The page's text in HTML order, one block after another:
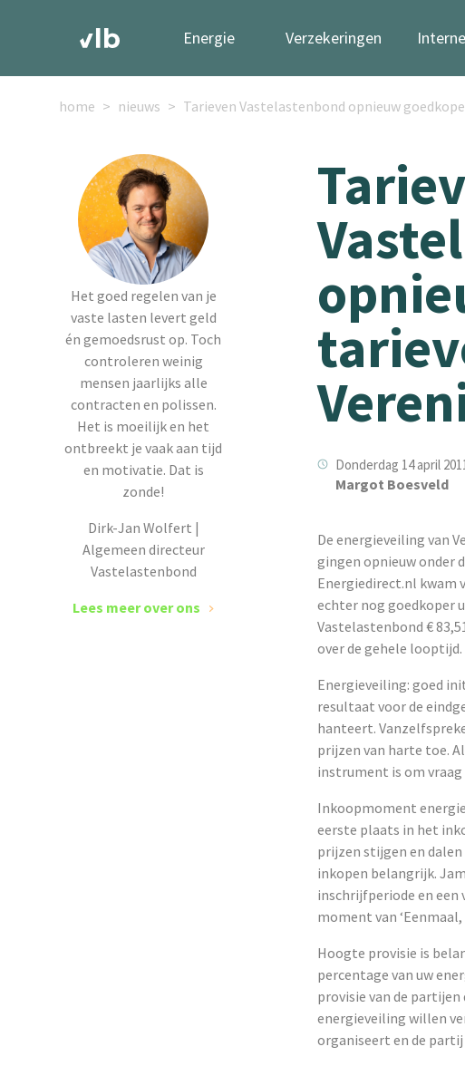
Energie Verzekeringen
home nieuws Tarieven Vastelastenbond opnieuw
Het goed regelen van je
vaste lasten levert geld
én gemoedsrust op. Toch
controleren weinig
mensen jaarlijks alle
contracten en polissen.
Het is moeilijk en het
ontbreekt je vaak aan tijd
en motivatie. Dat is
zonde!
Dirk-Jan Wolfert |
Algemeen directeur
Vastelastenbond
Lees meer over ons
Donderdag 14 april
Margot Boesveld
De energieveiling van
gingen opnieuw onder
Energiedirect.nl kwam
echter nog goedkoper
Vastelastenbond €
over de gehele looptijd.
Energieveiling: goed
resultaat voor de
hanteert.
prijzen van harte toe.
instrument is om
Inkoopmoment
eerste plaats in het
prijzen stijgen en
inkopen belangrijk.
inschrijfperiode en
moment van
Hoogte provisie is
percentage van uw
provisie van de partijen
energieveiling willen
organiseert en de